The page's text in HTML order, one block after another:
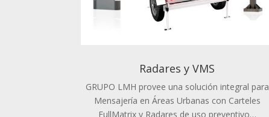
Radares y VMS
GRUPO LMH provee una solución integral para
Mensajería en Áreas Urbanas con Carteles
FullMatrix y Radares de uso preventivo…